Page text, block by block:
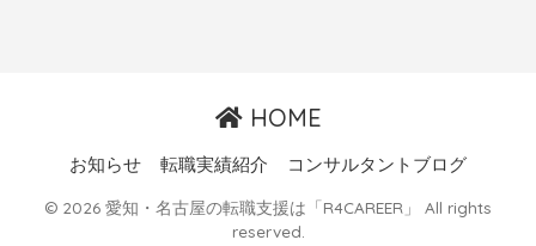
HOME
お知らせ 転職実績紹介 コンサルタントブログ
© 2026 愛知・名古屋の転職支援は「R4CAREER」 All rights
reserved.